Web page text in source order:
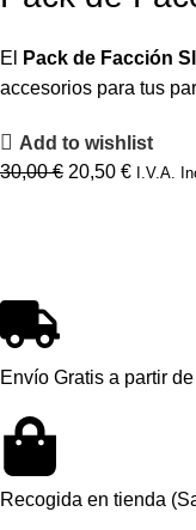
El Pack de Facción
accesorios para tus
Add to wishlist
30,00€ 20,50 € I.V.A.
Envío Gratis a partir
Recogida en tienda